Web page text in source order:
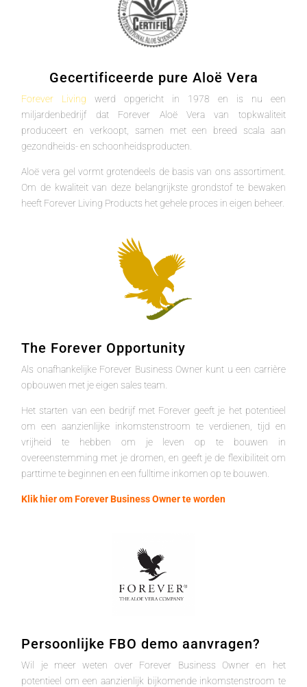
Gecertificeerde pure Aloë Vera
Forever Living werd opgericht in 1978 en is nu een
miljardenbedrijf dat Forever Aloë Vera van topkwaliteit
produceert en verkoopt, samen met een breed scala aan
gezondheids- en schoonheidsproducten.
Aloë vera gel vormt grotendeels de basis van ons assortiment.
Om de kwaliteit van deze belangrijkste grondstof te bewaken
heeft Forever Living Products het gehele proces in eigen beheer.
The Forever Opportunity
Als onafhankelijke Forever Business Owner kunt u een carrière
opbouwen met je eigen sales team.
Het starten van een bedrijf met Forever geeft je het potentieel
om een aanzienlijke inkomstenstroom te verdienen, tijd en
vrijheid te hebben om je leven op te bouwen in
overeenstemming met je dromen, en geeft je de flexibiliteit om
parttime te beginnen en een fulltime inkomen op te bouwen.
Klik hier om Forever Business Owner te worden
Persoonlijke FBO demo aanvragen?
Wil je meer weten over Forever Business Owner en het
potentieel om een aanzienlijk bijkomende inkomstenstroom te